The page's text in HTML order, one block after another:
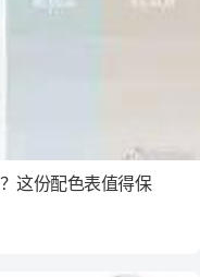
这份配色表值得保